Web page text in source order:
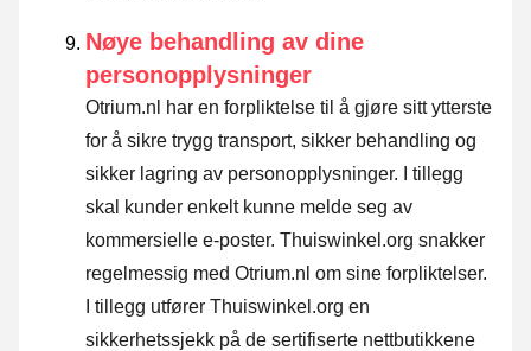
Nøye behandling av dine
personopplysninger
Otrium.nl har en forpliktelse til å gjøre sitt ytterste
for å sikre trygg transport, sikker behandling og
sikker lagring av personopplysninger. I tillegg
skal kunder enkelt kunne melde seg av
kommersielle e-poster. Thuiswinkel.org snakker
regelmessig med Otrium.nl om sine forpliktelser.
I tillegg utfører Thuiswinkel.org en
sikkerhetssjekk på de sertifiserte nettbutikkene